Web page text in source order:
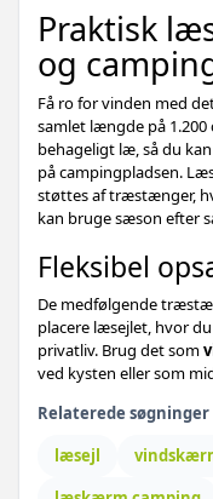
Praktisk
og
Få ro for vinden med
samlet længde på 1.200
behageligt læ, så du
på campingpladsen.
støttes af træstænger,
kan bruge sæson efter
Fleksibel
De medfølgende
placere læsejlet, hvor
privatliv. Brug det som
ved kysten eller som
Relaterede søgninger
læsejl
Gråbrun - 400
Gråbrun - 800
Sandfavet -
Sort - 600 x
Sort - 400 x
Grøn - 600 x
Sandfavet -
Gråbrun -